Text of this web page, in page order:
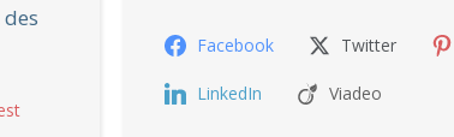
Facebook Twitter
LinkedIn Viadeo